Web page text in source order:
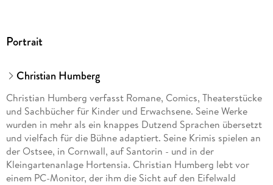
Portrait
Christian Humberg
Christian Humberg verfasst Romane, Comics, Theaterstücke
und Sachbücher für Kinder und Erwachsene. Seine Werke
wurden in mehr als ein knappes Dutzend Sprachen übersetzt
und vielfach für die Bühne adaptiert. Seine Krimis spielen an
der Ostsee, in Cornwall, auf Santorin - und in der
Kleingartenanlage Hortensia. Christian Humberg lebt vor
einem PC-Monitor, der ihm die Sicht auf den Eifelwald